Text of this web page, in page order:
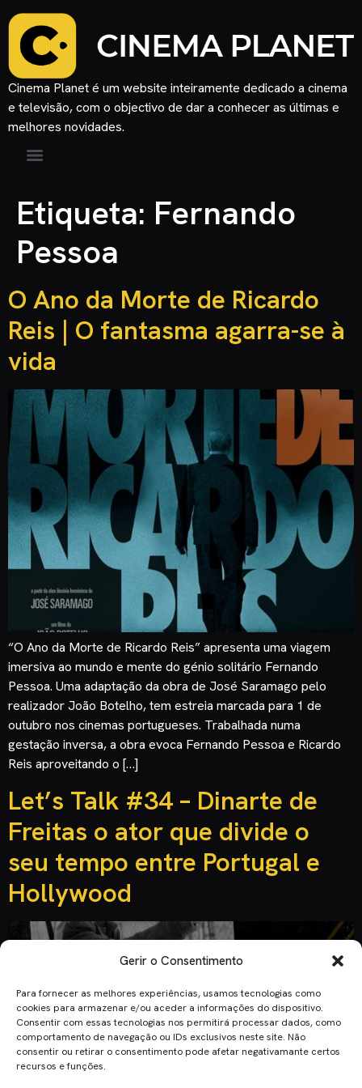
Gerir o Consentimento
Para fornecer as melhores experiências, usamos tecnologias como
cookies para armazenar e/ou aceder a informações do dispositivo.
Consentir com essas tecnologias nos permitirá processar dados, como
comportamento de navegação ou IDs exclusivos neste site. Não
consentir ou retirar o consentimento pode afetar negativamante certos
recursos e funções.
Cinema Planet é um website inteiramente dedicado a cinema
e televisão, com o objectivo de dar a conhecer as últimas e
melhores novidades.
Etiqueta: Fernando
Pessoa
O Ano da Morte de Ricardo
Reis | O fantasma agarra-se à
vida
“O Ano da Morte de Ricardo Reis” apresenta uma viagem
imersiva ao mundo e mente do génio solitário Fernando
Pessoa. Uma adaptação da obra de José Saramago pelo
realizador João Botelho, tem estreia marcada para 1 de
outubro nos cinemas portugueses. Trabalhada numa
gestação inversa, a obra evoca Fernando Pessoa e Ricardo
Reis aproveitando o […]
Let’s Talk #34 – Dinarte de
Freitas o ator que divide o
seu tempo entre Portugal e
Hollywood